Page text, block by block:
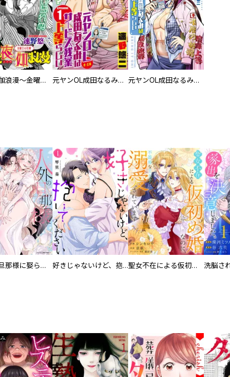
大正夜伽浪漫～金曜日の花嫁～＜連載版＞ 元ヤンOL成田なるみはサービス残業上等らしい＜連載版＞ 元ヤンOL成田なるみはサービス残業上等らしい
人外の旦那様に娶られ毎晩ナカまで愛される…。アンソロジー 好きじゃないけど、抱いてください【電子単行本版／特典おまけ付き】 聖女不在による仮初め婚なのに、不器用な王太子に溺愛されています【電子単行本版／特典おまけ付き】